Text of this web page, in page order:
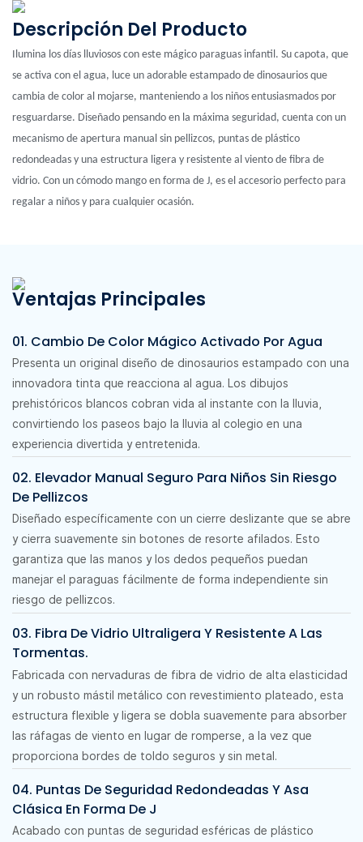
Descripción Del Producto
Ilumina los días lluviosos con este mágico paraguas infantil. Su capota, que
se activa con el agua, luce un adorable estampado de dinosaurios que
cambia de color al mojarse, manteniendo a los niños entusiasmados por
resguardarse. Diseñado pensando en la máxima seguridad, cuenta con un
mecanismo de apertura manual sin pellizcos, puntas de plástico
redondeadas y una estructura ligera y resistente al viento de fibra de
vidrio. Con un cómodo mango en forma de J, es el accesorio perfecto para
regalar a niños y para cualquier ocasión.
Ventajas Principales
01. Cambio De Color Mágico Activado Por Agua
Presenta un original diseño de dinosaurios estampado con una
innovadora tinta que reacciona al agua. Los dibujos
prehistóricos blancos cobran vida al instante con la lluvia,
convirtiendo los paseos bajo la lluvia al colegio en una
experiencia divertida y entretenida.
02. Elevador Manual Seguro Para Niños Sin Riesgo
De Pellizcos
Diseñado específicamente con un cierre deslizante que se abre
y cierra suavemente sin botones de resorte afilados. Esto
garantiza que las manos y los dedos pequeños puedan
manejar el paraguas fácilmente de forma independiente sin
riesgo de pellizcos.
03. Fibra De Vidrio Ultraligera Y Resistente A Las
Tormentas.
Fabricada con nervaduras de fibra de vidrio de alta elasticidad
y un robusto mástil metálico con revestimiento plateado, esta
estructura flexible y ligera se dobla suavemente para absorber
las ráfagas de viento en lugar de romperse, a la vez que
proporciona bordes de toldo seguros y sin metal.
04. Puntas De Seguridad Redondeadas Y Asa
Clásica En Forma De J
Acabado con puntas de seguridad esféricas de plástico